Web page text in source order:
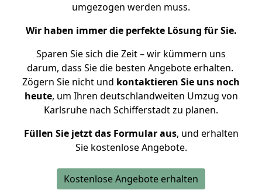
umgezogen werden muss.
Wir haben immer die perfekte Lösung für Sie.
Sparen Sie sich die Zeit – wir kümmern uns
darum, dass Sie die besten Angebote erhalten.
Zögern Sie nicht und kontaktieren Sie uns noch
heute, um Ihren deutschlandweiten Umzug von
Karlsruhe nach Schifferstadt zu planen.
Füllen Sie jetzt das Formular aus, und erhalten
Sie kostenlose Angebote.
Kostenlose Angebote erhalten